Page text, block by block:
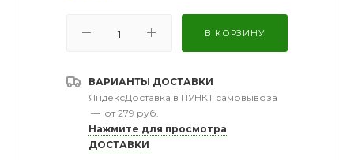
В КОРЗИНУ
ВАРИАНТЫ ДОСТАВКИ
ЯндексДоставка в ПУНКТ самовывоза
— от 279 руб.
Нажмите для просмотра
ДОСТАВКИ